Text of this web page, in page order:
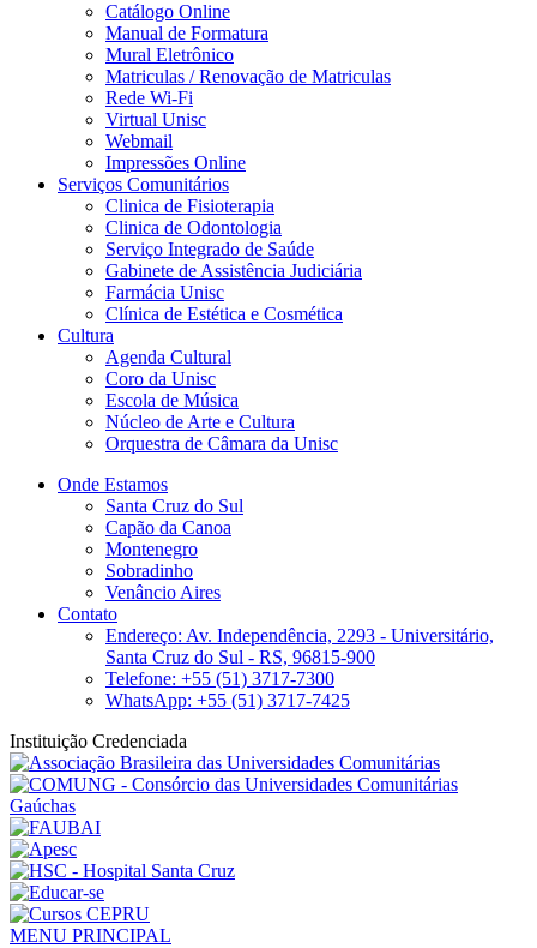
Catálogo Online
Manual de Formatura
Mural Eletrônico
Matriculas / Renovação de Matriculas
Rede Wi-Fi
Virtual Unisc
Webmail
Impressões Online
Serviços Comunitários
Clinica de Fisioterapia
Clinica de Odontologia
Serviço Integrado de Saúde
Gabinete de Assistência Judiciária
Farmácia Unisc
Clínica de Estética e Cosmética
Cultura
Agenda Cultural
Coro da Unisc
Escola de Música
Núcleo de Arte e Cultura
Orquestra de Câmara da Unisc
Onde Estamos
Santa Cruz do Sul
Capão da Canoa
Montenegro
Sobradinho
Venâncio Aires
Contato
Endereço: Av. Independência, 2293 - Universitário,
Santa Cruz do Sul - RS, 96815-900
Telefone: +55 (51) 3717-7300
WhatsApp: +55 (51) 3717-7425
Instituição Credenciada
MENU PRINCIPAL